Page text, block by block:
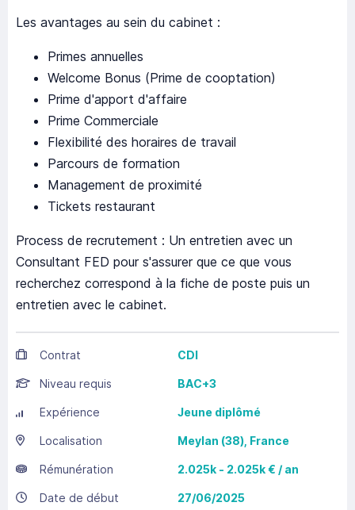
Les avantages au sein du cabinet :
Primes annuelles
Welcome Bonus (Prime de cooptation)
Prime d'apport d'affaire
Prime Commerciale
Flexibilité des horaires de travail
Parcours de formation
Management de proximité
Tickets restaurant
Process de recrutement : Un entretien avec un
Consultant FED pour s'assurer que ce que vous
recherchez correspond à la fiche de poste puis un
entretien avec le cabinet.
Contrat CDI
Niveau requis BAC+3
Expérience Jeune diplômé
Localisation Meylan (38), France
Rémunération 2.025k - 2.025k € / an
Date de début 27/06/2025